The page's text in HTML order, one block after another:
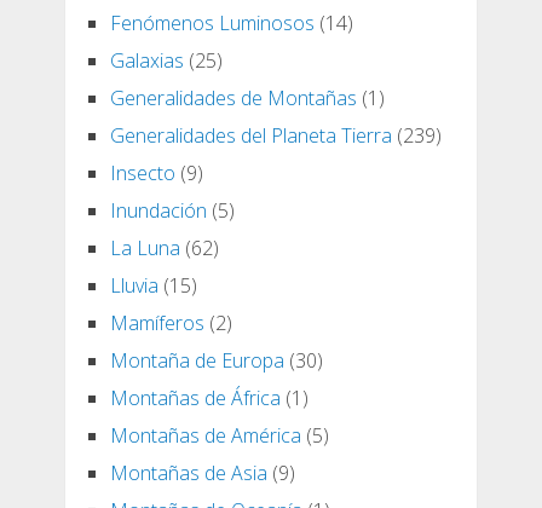
Fenómenos Luminosos (14)
Galaxias (25)
Generalidades de Montañas (1)
Generalidades del Planeta Tierra (239)
Insecto (9)
Inundación (5)
La Luna (62)
Lluvia (15)
Mamíferos (2)
Montaña de Europa (30)
Montañas de África (1)
Montañas de América (5)
Montañas de Asia (9)